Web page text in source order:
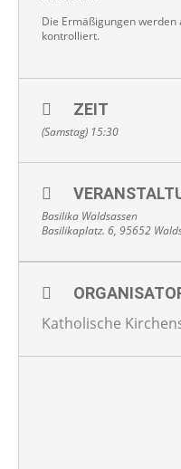
Die Ermäßigungen werden
kontrolliert.
ZEIT
(Samstag) 15:30
Basilika Waldsassen
Basilikaplatz. 6, 95652
Katholische